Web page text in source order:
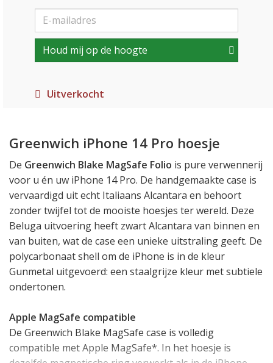
Houd mij op de hoogte
Uitverkocht
Greenwich iPhone 14 Pro hoesje
De Greenwich Blake MagSafe Folio is pure verwennerij
voor u én uw iPhone 14 Pro. De handgemaakte case is
vervaardigd uit echt Italiaans Alcantara en behoort
zonder twijfel tot de mooiste hoesjes ter wereld. Deze
Beluga uitvoering heeft zwart Alcantara van binnen en
van buiten, wat de case een unieke uitstraling geeft. De
polycarbonaat shell om de iPhone is in de kleur
Gunmetal uitgevoerd: een staalgrijze kleur met subtiele
ondertonen.
Apple MagSafe compatible
De Greenwich Blake MagSafe case is volledig
compatible met Apple MagSafe*. In het hoesje is